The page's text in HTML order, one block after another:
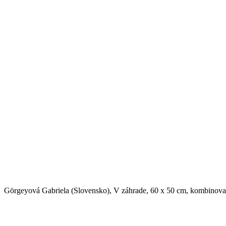
Görgeyová Gabriela (Slovensko), V záhrade, 60 x 50 cm,